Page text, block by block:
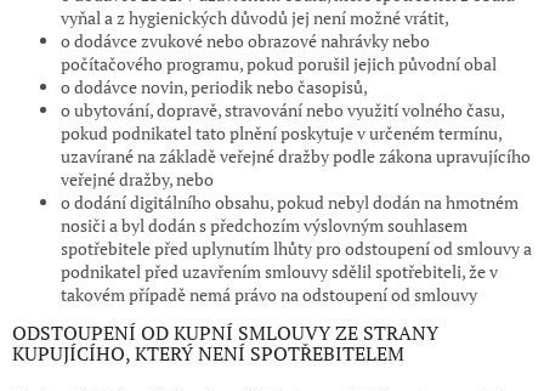
vyňal a z hygienických důvodů jej není možné vrátit,
o dodávce zvukové nebo obrazové nahrávky nebo
počítačového programu, pokud porušil jejich původní obal
o dodávce novin, periodik nebo časopisů,
o ubytování, dopravě, stravování nebo využití volného času,
pokud podnikatel tato plnění poskytuje v určeném termínu,
uzavírané na základě veřejné dražby podle zákona upravujícího
veřejné dražby, nebo
o dodání digitálního obsahu, pokud nebyl dodán na hmotném
nosiči a byl dodán s předchozím výslovným souhlasem
spotřebitele před uplynutím lhůty pro odstoupení od smlouvy a
podnikatel před uzavřením smlouvy sdělil spotřebiteli, že v
takovém případě nemá právo na odstoupení od smlouvy
ODSTOUPENÍ OD KUPNÍ SMLOUVY ZE STRANY
KUPUJÍCÍHO, KTERÝ NENÍ SPOTŘEBITELEM